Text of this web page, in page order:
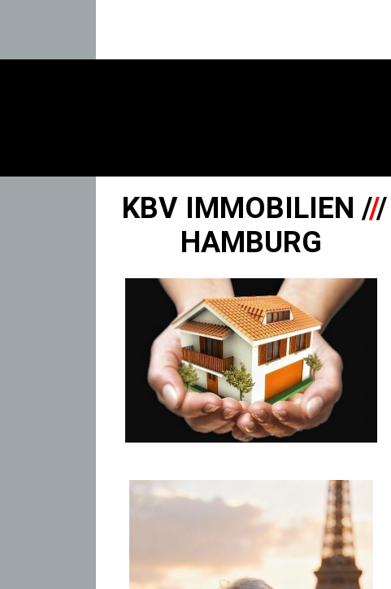
KBV IMMOBILIEN ///
HAMBURG